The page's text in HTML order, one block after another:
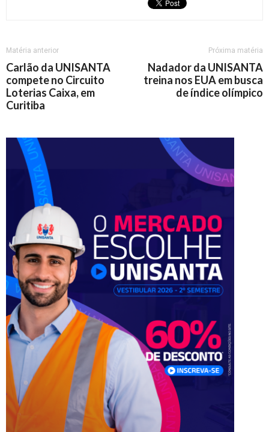
Matéria anterior
Carlão da UNISANTA
compete no Circuito
Loterias Caixa, em
Curitiba
Próxima matéria
Nadador da UNISANTA
treina nos EUA em busca
de índice olímpico